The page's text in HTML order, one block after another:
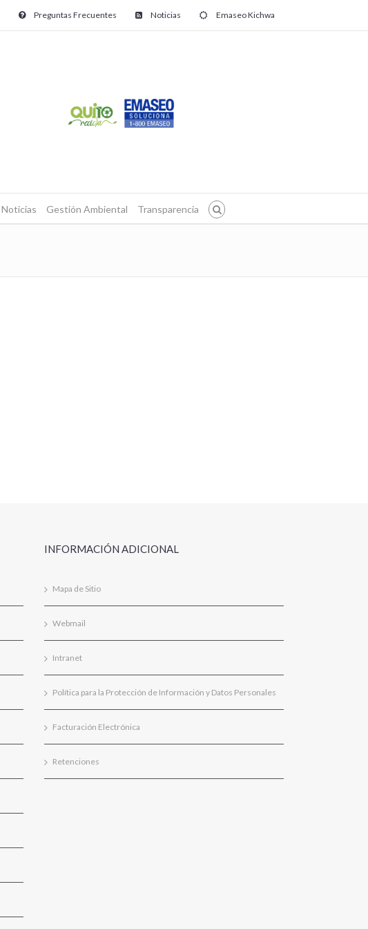
Preguntas Frecuentes Noticias Emaseo Kichwa
Noticias Gestión Ambiental Transparencia
INFORMACIÓN ADICIONAL
Mapa de Sitio
Webmail
Intranet
Política para la Protección de Información y Datos Personales
Facturación Electrónica
Retenciones